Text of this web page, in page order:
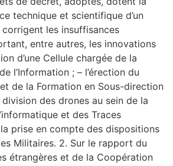
technique et scientifique d’un
les insuffisances
entre autres, les innovations
d’une Cellule chargée de la
l’Information ; – l’érection du
de la Formation en Sous-direction
des drones au sein de la
et des Traces
prise en compte des dispositions
Militaires. 2. Sur le rapport du
étrangères et de la Coopération